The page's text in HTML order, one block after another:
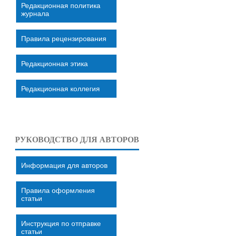
Редакционная политика
журнала
Правила рецензирования
Редакционная этика
Редакционная коллегия
РУКОВОДСТВО ДЛЯ АВТОРОВ
Информация для авторов
Правила оформления
статьи
Инструкция по отправке
статьи